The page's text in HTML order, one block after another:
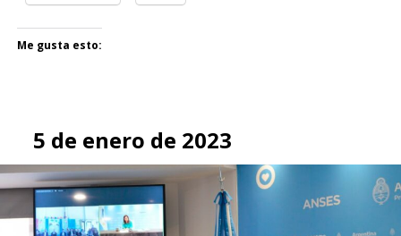
Me gusta esto:
5 de enero de 2023